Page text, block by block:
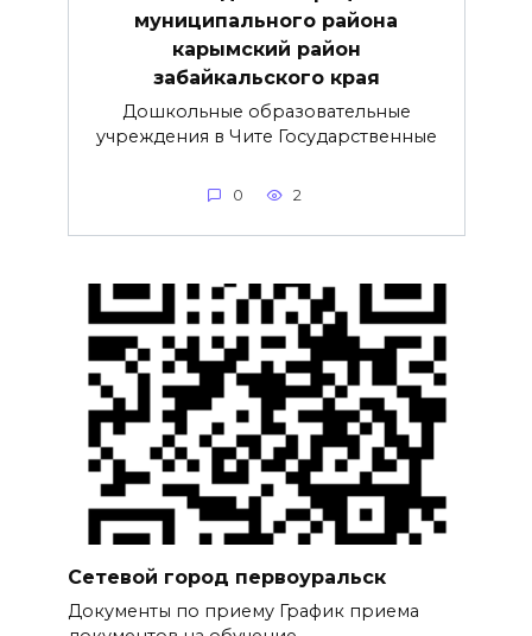
муниципального района
карымский район
забайкальского края
Дошкольные образовательные
учреждения в Чите Государственные
0 2
Сетевой город первоуральск
Документы по приему График приема